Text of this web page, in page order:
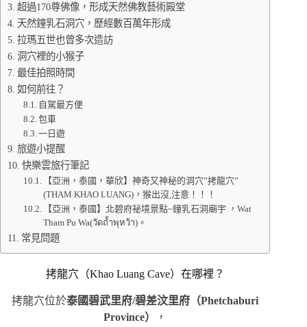
超過170尊佛像，形成天然佛教藝術殿堂
天然鐘乳石洞穴，歷經數百萬年形成
拉瑪五世也曾多次造訪
洞穴裡的小猴子
最佳拍照時間
如何前往？
自駕最方便
包車
一日遊
旅遊小提醒
快樂雲旅行筆記
【亞洲，泰國，華欣】神奇又神秘的洞穴”拷龍穴”
(THAM KHAO LUANG)，猴出沒,注意！！！
【亞洲，泰國】北碧府祕境景點~鐘乳石洞廟宇 ，Wat
Tham Pu Wa(วัดถ้ำพุหว้า)。
常見問題
拷龍穴（Khao Luang Cave）在哪裡？
拷龍穴位於泰國碧武里府/碧差汶里府（Phetchaburi
Province）
，